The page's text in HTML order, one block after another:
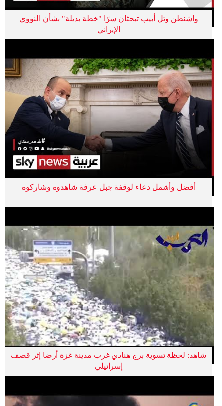
واشنطن وتل أبيب تبحثان سرًا "خطة بديلة" بشأن النووي
الإيراني
أفضل وأشمل دعاء لوقفة جبل عرفة شاهدوه وشاركوه
شاهد: لحظة تسوية برج هنادي غرب مدينة غزة أرضا إثر قصف
إسرائيلي